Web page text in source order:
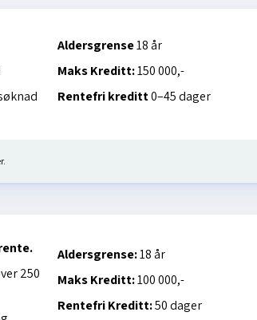
Aldersgrense18 år
Maks Kreditt:150 000,-
Rentefri kreditt0–45 dager
250
Aldersgrense:18 år
Maks Kreditt:100 000,-
Rentefri Kreditt:50 dager